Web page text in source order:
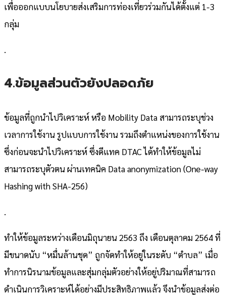
เพื่อออกแบบนโยบายส่งเสริมการท่องเที่ยวร่วมกันได้ตั้งแต่ 1-3
กลุ่ม
.
4.ข้อมูลส่วนตัวยังปลอดภัย
ข้อมูลที่ถูกนำไปวิเคราะห์ หรือ Mobility Data สามารถระบุช่วง
เวลาการใช้งาน รูปแบบการใช้งาน รวมถึงตำแหน่งของการใช้งาน
ซึ่งก่อนจะนำไปวิเคราะห์ ซึ่งดีแทค DTAC ได้ทำให้ข้อมูลไม่
สามารถระบุตัวตน ผ่านเทคนิค Data anonymization (One-way
Hashing with SHA-256)
.
ทำให้ข้อมูลระหว่างเดือนมิถุนายน 2563 ถึง เดือนตุลาคม 2564 ที่
มีขนาดนับ “หมื่นล้านชุด” ถูกจัดทำให้อยู่ในระดับ “ตำบล” เมื่อ
ทำการนิรนามข้อมูลและสุ่มกลุ่มตัวอย่างให้อยู่ปริมาณที่สามารถ
ดำเนินการวิเคราะห์ได้อย่างมีประสิทธิภาพแล้ว จึงนำข้อมูลส่งต่อ